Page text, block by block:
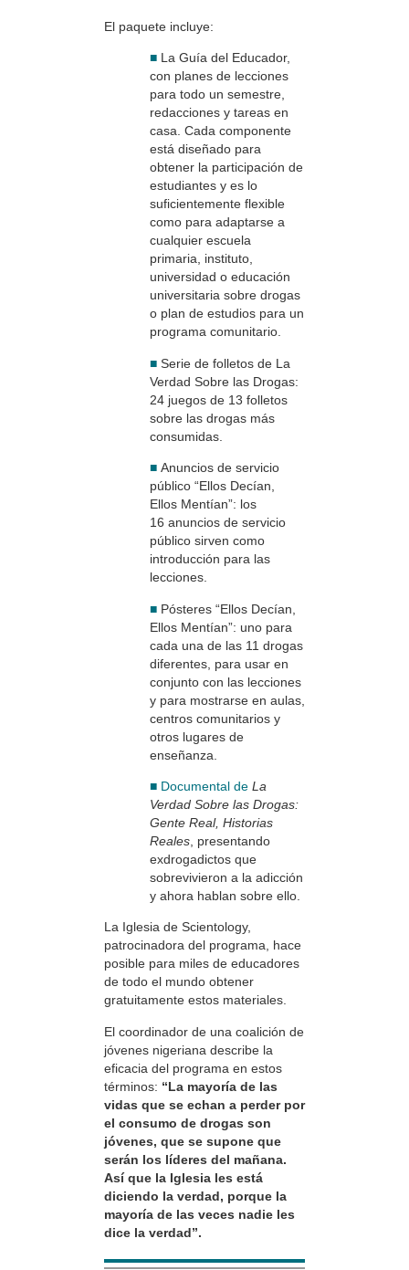
El paquete incluye:
■ La Guía del Educador,
con planes de lecciones
para todo un semestre,
redacciones y tareas en
casa. Cada componente
está diseñado para
obtener la participación de
estudiantes y es lo
suficientemente flexible
como para adaptarse a
cualquier escuela
primaria, instituto,
universidad o educación
universitaria sobre drogas
o plan de estudios para un
programa comunitario.
■ Serie de folletos de La
Verdad Sobre las Drogas:
24 juegos de 13 folletos
sobre las drogas más
consumidas.
■ Anuncios de servicio
público “Ellos Decían,
Ellos Mentían”: los
16 anuncios de servicio
público sirven como
introducción para las
lecciones.
■ Pósteres “Ellos Decían,
Ellos Mentían”: uno para
cada una de las 11 drogas
diferentes, para usar en
conjunto con las lecciones
y para mostrarse en aulas,
centros comunitarios y
otros lugares de
enseñanza.
■ Documental de La
Verdad Sobre las Drogas:
Gente Real, Historias
Reales , presentando
exdrogadictos que
sobrevivieron a la adicción
y ahora hablan sobre ello.
La Iglesia de Scientology,
patrocinadora del programa, hace
posible para miles de educadores
de todo el mundo obtener
gratuitamente estos materiales.
El coordinador de una coalición de
jóvenes nigeriana describe la
eficacia del programa en estos
términos: “La mayoría de las
vidas que se echan a perder por
el consumo de drogas son
jóvenes, que se supone que
serán los líderes del mañana.
Así que la Iglesia les está
diciendo la verdad, porque la
mayoría de las veces nadie les
dice la verdad”.